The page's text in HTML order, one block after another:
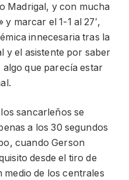
Madrigal, y con mucha
marcar el 1-1 al 27′,
innecesaria tras la
y el asistente por saber
que parecía estar
sancarleños se
a los 30 segundos
cuando Gerson
desde el tiro de
medio de los centrales